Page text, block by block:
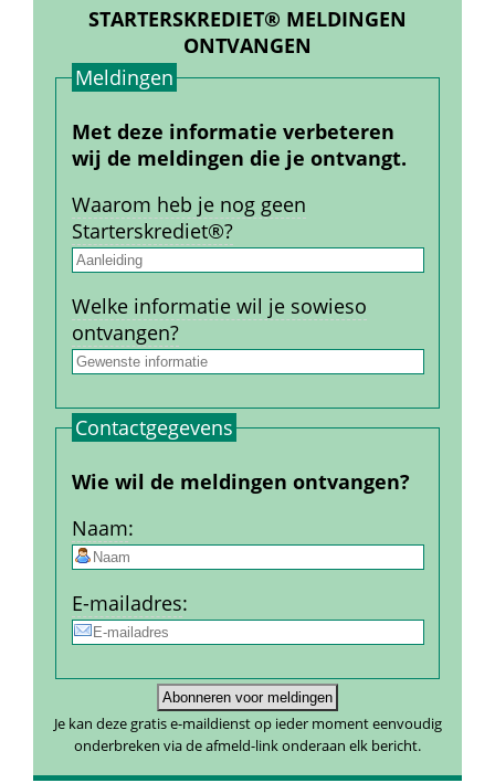
STARTERSKREDIET® MELDINGEN
ONTVANGEN
Je kan deze gratis e-maildienst op ieder moment eenvoudig
onderbreken via de afmeld-link onderaan elk bericht.
Meldingen
Met deze informatie verbeteren
wij de meldingen die je ontvangt.
Waarom heb je nog geen
Starterskrediet®?
Welke informatie wil je sowieso
ontvangen?
Contact­gegevens
Wie wil de meldingen ontvangen?
Naam:
E-mailadres: